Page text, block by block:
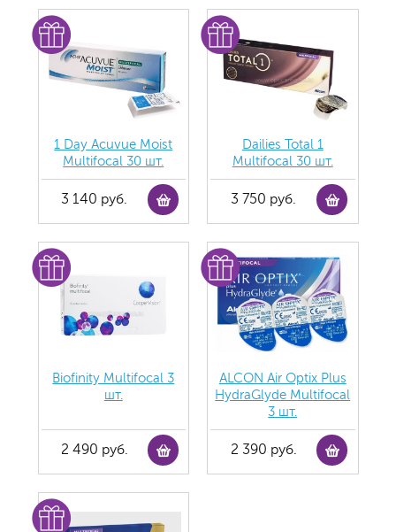
1 Day Acuvue Moist
Multifocal 30 шт.
3 140 руб.
Dailies Total 1
Multifocal 30 шт.
3 750 руб.
Biofinity Multifocal 3
шт.
2 490 руб.
ALCON Air Optix Plus
HydraGlyde Multifocal
3 шт.
2 390 руб.